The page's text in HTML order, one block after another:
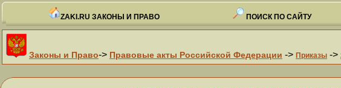
ZAKI.RU ЗАКОНЫ И ПРАВО ПОИСК ПО САЙТУ
Законы и Право-> Правовые акты Российской Федерации -> Приказы ->